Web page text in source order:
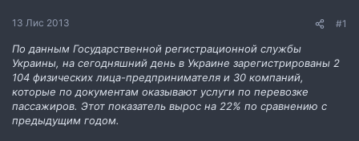
н
13 Лис 2013 #1
По данным Государственной регистрационной службы
Украины, на сегодняшний день в Украине зарегистрированы 2
104 физических лица-предпринимателя и 30 компаний,
которые по документам оказывают услуги по перевозке
пассажиров. Этот показатель вырос на 22% по сравнению с
предыдущим годом.